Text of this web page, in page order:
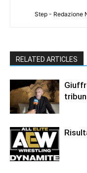
Step - Redazione
RELATED ARTICLES